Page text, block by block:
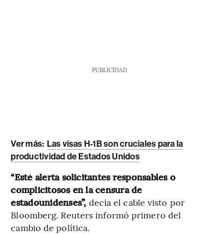
PUBLICIDAD
Ver más: Las visas H-1B son cruciales para la
productividad de Estados Unidos
“Esté alerta solicitantes responsables o
complicitosos en la censura de
estadounidenses”, decía el cable visto por
Bloomberg. Reuters informó primero del
cambio de política.